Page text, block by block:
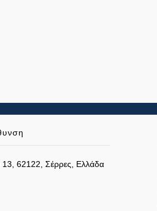
13, 62122, Σέρρες, Ελλάδα